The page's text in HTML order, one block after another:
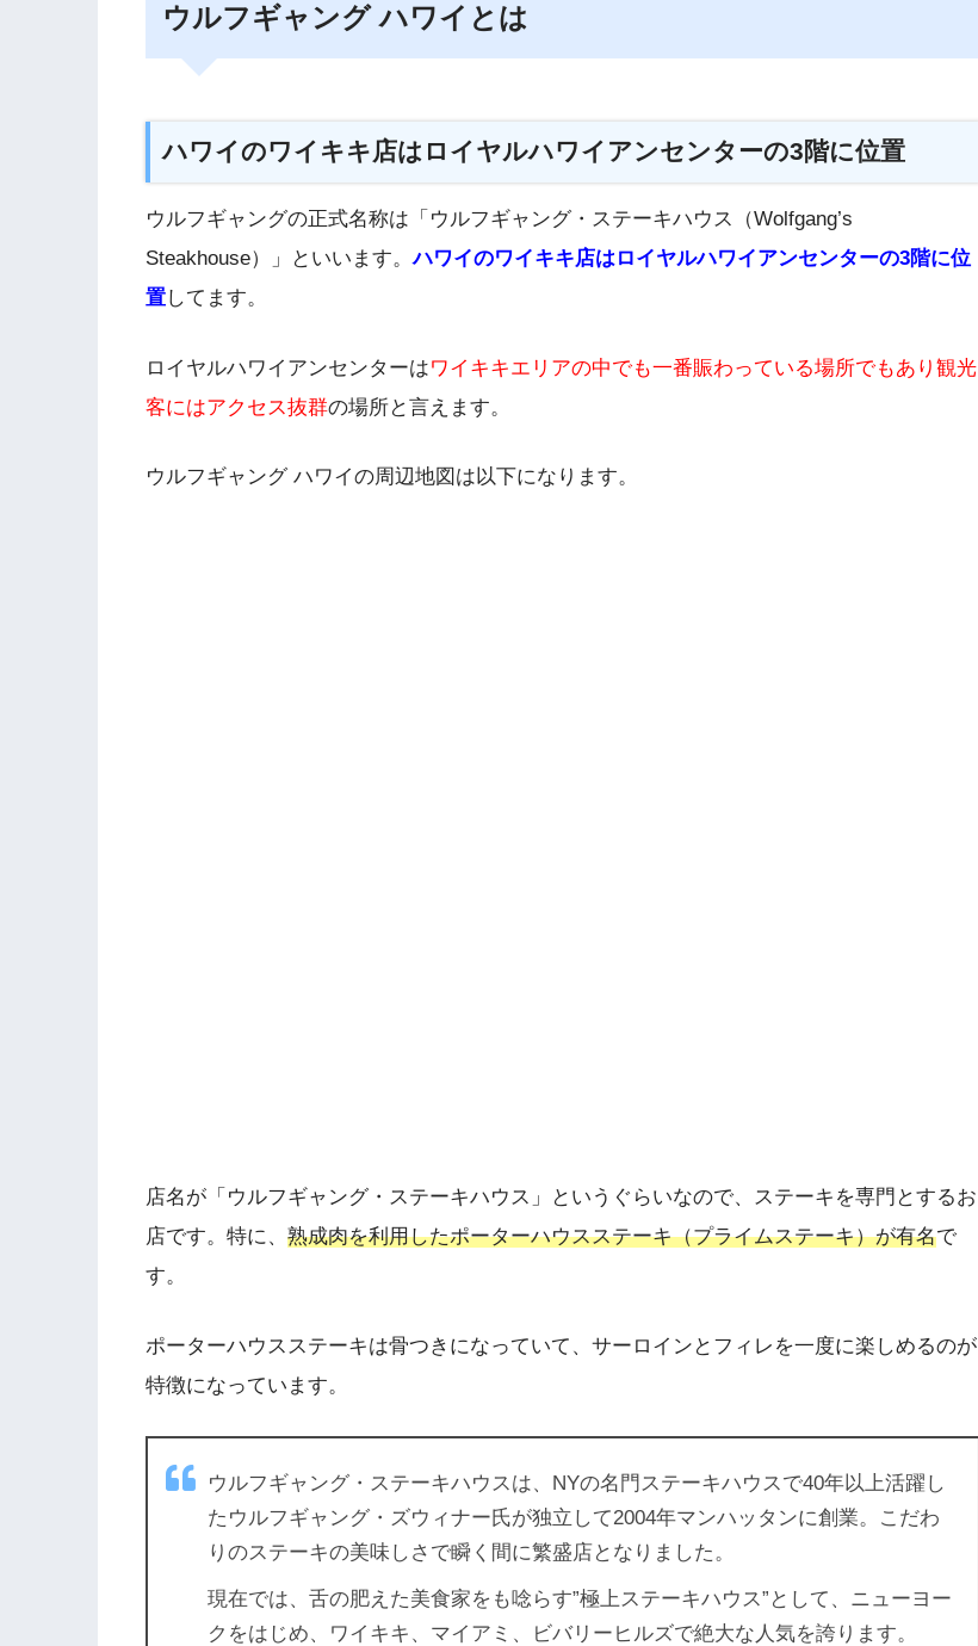
ウルフギャング ハワイとは
ハワイのワイキキ店はロイヤルハワイアンセンターの3階に位置
ウルフギャングの正式名称は「ウルフギャング・ステーキハウス（Wolfgang’s
Steakhouse）」といいます。ハワイのワイキキ店はロイヤルハワイアンセンターの3階に位
置してます。
ロイヤルハワイアンセンターはワイキキエリアの中でも一番賑わっている場所でもあり観光
客にはアクセス抜群の場所と言えます。
ウルフギャング ハワイの周辺地図は以下になります。
店名が「ウルフギャング・ステーキハウス」というぐらいなので、ステーキを専門とするお
店です。特に、 熟成肉を利用したポーターハウスステーキ（プライムステーキ）が有名で
す。
ポーターハウスステーキは骨つきになっていて、サーロインとフィレを一度に楽しめるのが
特徴になっています。
ウルフギャング・ステーキハウスは、NYの名門ステーキハウスで40年以上活躍し
たウルフギャング・ズウィナー氏が独立して2004年マンハッタンに創業。こだわ
りのステーキの美味しさで瞬く間に繁盛店となりました。
現在では、舌の肥えた美食家をも唸らす”極上ステーキハウス”として、ニューヨー
クをはじめ、ワイキキ、マイアミ、ビバリーヒルズで絶大な人気を誇ります。